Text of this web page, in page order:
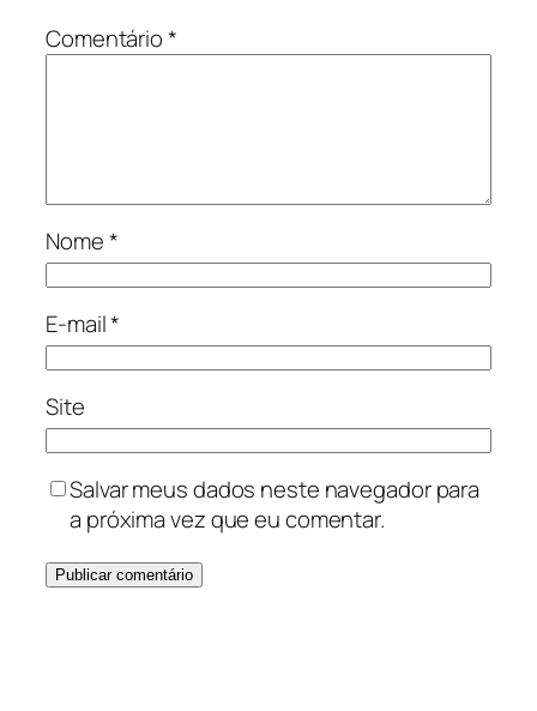
Comentário*
Nome*
E-mail*
Site
Salvar meus dados neste navegador para
a próxima vez que eu comentar.